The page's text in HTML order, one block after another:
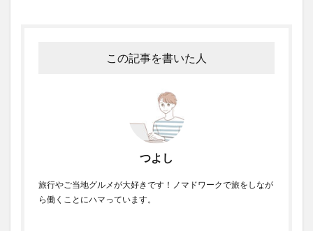
この記事を書いた人
つよし
旅行やご当地グルメが大好きです！ノマドワークで旅をしなが
ら働くことにハマっています。